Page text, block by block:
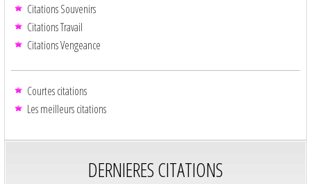
Citations Souvenirs
Citations Travail
Citations Vengeance
Courtes citations
Les meilleurs citations
DERNIERES CITATIONS